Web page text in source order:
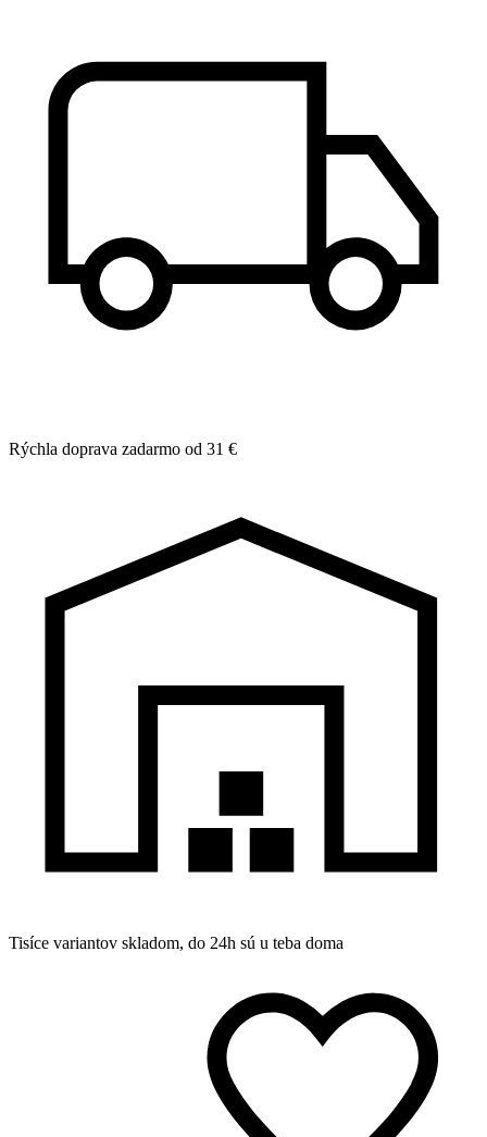
Rýchla doprava zadarmo od 31 €
Tisíce variantov skladom, do 24h sú u teba doma